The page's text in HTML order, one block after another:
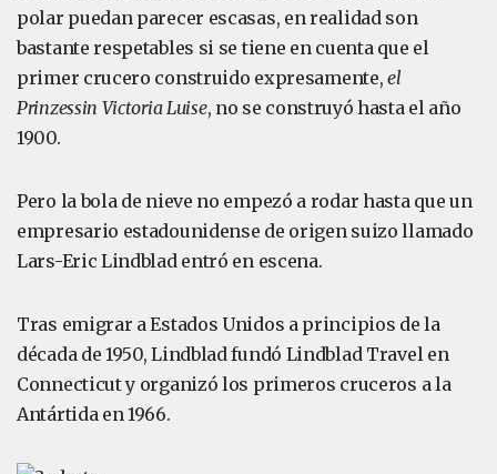
polar puedan parecer escasas, en realidad son
bastante respetables si se tiene en cuenta que el
primer crucero construido expresamente,el
Prinzessin Victoria Luise, no se construyó hasta el año
1900.
Pero la bola de nieve no empezó a rodar hasta que un
empresario estadounidense de origen suizo llamado
Lars-Eric Lindblad entró en escena.
Tras emigrar a Estados Unidos a principios de la
década de 1950, Lindblad fundó Lindblad Travel en
Connecticut y organizó los primeros cruceros a la
Antártida en 1966.